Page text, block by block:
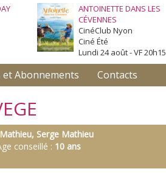
ANTOINETTE DANS LES
CÉVENNES
CinéClub Nyon
Ciné Été
Lundi 24 août - VF 20h15
Abonnements Contacts
Serge Mathieu
conseillé : 10 ans